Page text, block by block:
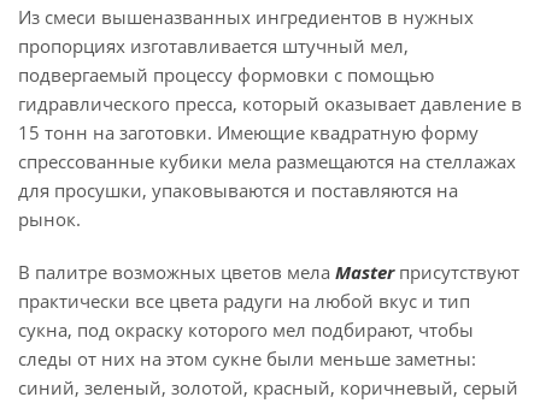
Из смеси вышеназванных ингредиентов в нужных
пропорциях изготавливается штучный мел,
подвергаемый процессу формовки с помощью
гидравлического пресса, который оказывает давление в
15 тонн на заготовки. Имеющие квадратную форму
спрессованные кубики мела размещаются на стеллажах
для просушки, упаковываются и поставляются на
рынок.
В палитре возможных цветов мела Masterприсутствуют
практически все цвета радуги на любой вкус и тип
сукна, под окраску которого мел подбирают, чтобы
следы от них на этом сукне были меньше заметны:
синий, зеленый, золотой, красный, коричневый, серый